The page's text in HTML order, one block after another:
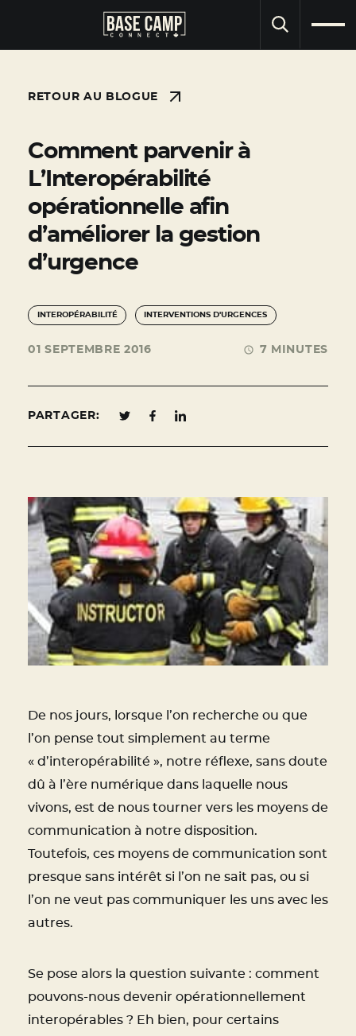
RETOUR AU BLOGUE
Comment parvenir à
L’Interopérabilité
opérationnelle afin
d’améliorer la gestion
d’urgence
01 SEPTEMBRE 2016 7 MINUTES
INTEROPÉRABILITÉ INTERVENTIONS D'URGENCES
PARTAGER:
De nos jours, lorsque l’on recherche ou que
l’on pense tout simplement au terme
« d’interopérabilité », notre réflexe, sans doute
dû à l’ère numérique dans laquelle nous
vivons, est de nous tourner vers les moyens de
communication à notre disposition.
Toutefois, ces moyens de communication sont
presque sans intérêt si l’on ne sait pas, ou si
l’on ne veut pas communiquer les uns avec les
autres.
Se pose alors la question suivante : comment
pouvons-nous devenir opérationnellement
interopérables ? Eh bien, pour certains